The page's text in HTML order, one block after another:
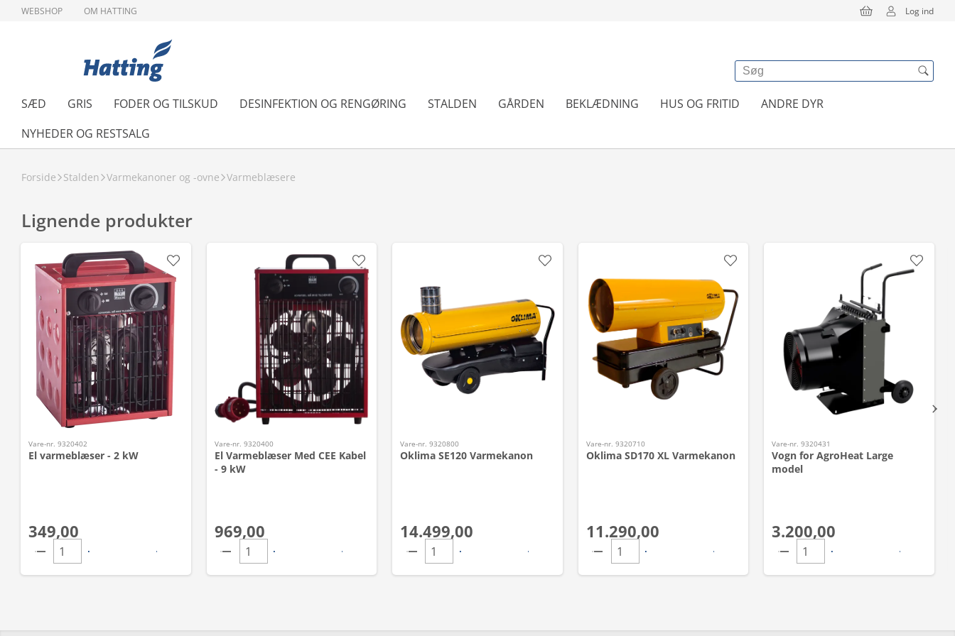
WEBSHOP OM HATTING Log ind
SÆD GRIS FODER OG TILSKUD DESINFEKTION OG RENGØRING STALDEN GÅRDEN BEKLÆDNING HUS OG FRITID
ANDRE DYR
NYHEDER OG RESTSALG
Forside Stalden Varmekanoner og -ovne Varmeblæsere
Lignende produkter
Vare-nr. 9320402
El varmeblæser - 2 kW
349,00
Vare-nr. 9320400
El Varmeblæser Med CEE Kabel
- 9 kW
969,00
Vare-nr. 9320800
Oklima SE120 Varmekanon
14.499,00
Vare-nr. 9320710
Oklima SD170 XL Varmekanon
11.290,00
Vare-nr. 9320431
Vogn for AgroHeat Large
model
3.200,00